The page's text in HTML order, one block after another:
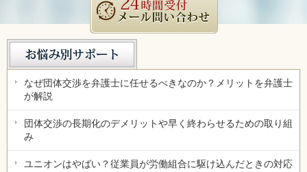
なぜ団体交渉を弁護士に任せるべきなのか？メリットを弁護士
が解説
団体交渉の長期化のデメリットや早く終わらせるための取り組
み
ユニオンはやばい？従業員が労働組合に駆け込んだときの対応